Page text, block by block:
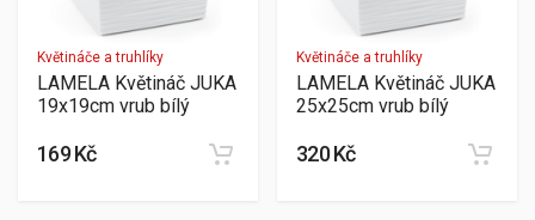
Květináče a truhlíky
LAMELA Květináč JUKA
19x19cm vrub bílý
169 Kč
Květináče a truhlíky
LAMELA Květináč JUKA
25x25cm vrub bílý
320 Kč